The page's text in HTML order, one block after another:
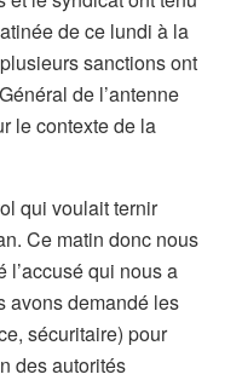
de ce lundi à la
sanctions ont
de l’antenne
le contexte de la
qui voulait ternir
Ce matin donc nous
l’accusé qui nous a
avons demandé les
sécuritaire) pour
des autorités